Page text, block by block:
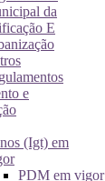
da
E
e
(Igt) em
PDM em vigor